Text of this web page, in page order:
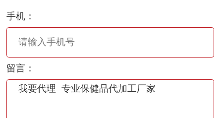
贮 藏：
禁 忌：
保质期：
2年
手机：
留言：